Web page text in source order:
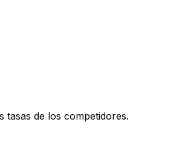
tasas de los competidores.